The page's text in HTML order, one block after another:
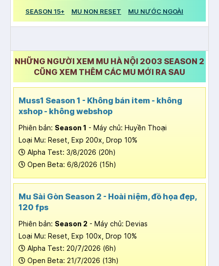
SEASON 15+
MU NON RESET MU NƯỚC NGOÀI
NHỮNG NGƯỜI XEM MU HÀ NỘI 2003 SEASON 2
CŨNG XEM THÊM CÁC MU MỚI RA SAU
Muss1 Season 1 - Không bán item - không
xshop - không webshop
Phiên bản: Season 1 - Máy chủ: Huyền Thoại
Loại Mu: Reset, Exp 200x, Drop 10%
Alpha Test: 3/8/2026 (20h)
Open Beta: 6/8/2026 (15h)
Mu Sài Gòn Season 2 - Hoài niệm, đồ họa đẹp,
120 fps
Phiên bản: Season 2 - Máy chủ: Devias
Loại Mu: Reset, Exp 100x, Drop 10%
Alpha Test: 20/7/2026 (6h)
Open Beta: 21/7/2026 (13h)